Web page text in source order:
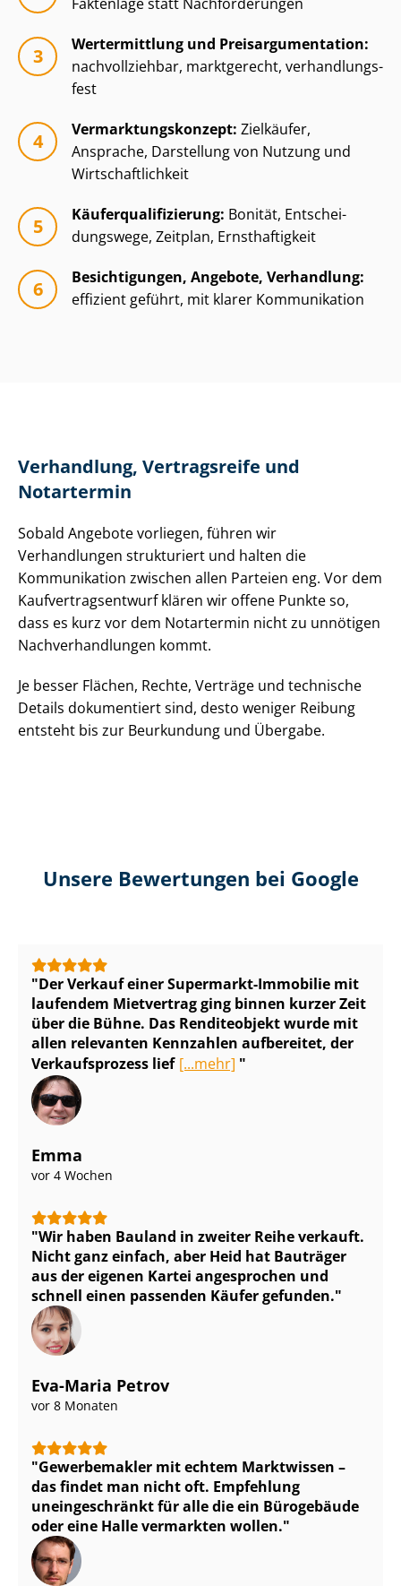
Wertermittlung und Preisar­gu­men­ta­ti­on:
nachvollziehbar, marktgerecht, ver­hand­lungs­
fest
Ver­mark­tungs­kon­zept: Zielkäufer,
Ansprache, Darstellung von Nutzung und
Wirt­schaft­lich­keit
Käu­fer­qua­li­fi­zie­rung: Bonität, Ent­schei­
dungs­we­ge, Zeitplan, Ernsthaftigkeit
Besichtigungen, Angebote, Verhandlung:
effizient geführt, mit klarer Kommunikation
Verhandlung, Vertragsreife und
Notartermin
Sobald Angebote vorliegen, führen wir
Verhandlungen strukturiert und halten die
Kommunikation zwischen allen Parteien eng. Vor dem
Kauf­ver­trags­ent­wurf klären wir offene Punkte so,
dass es kurz vor dem Notartermin nicht zu unnötigen
Nach­ver­hand­lun­gen kommt.
Je besser Flächen, Rechte, Verträge und technische
Details dokumentiert sind, desto weniger Reibung
entsteht bis zur Beurkundung und Übergabe.
Unsere Bewertungen bei Google
Der Verkauf einer Supermarkt-Immobilie mit
laufendem Mietvertrag ging binnen kurzer Zeit
über die Bühne. Das Renditeobjekt wurde mit
allen relevanten Kennzahlen aufbereitet, der
Verkaufsprozess lief [...mehr]
Emma
vor 4 Wochen
Wir haben Bauland in zweiter Reihe verkauft.
Nicht ganz einfach, aber Heid hat Bauträger
aus der eigenen Kartei angesprochen und
schnell einen passenden Käufer gefunden.
Eva-Maria Petrov
vor 8 Monaten
Gewerbemakler mit echtem Marktwissen –
das findet man nicht oft. Empfehlung
uneingeschränkt für alle die ein Bürogebäude
oder eine Halle vermarkten wollen.